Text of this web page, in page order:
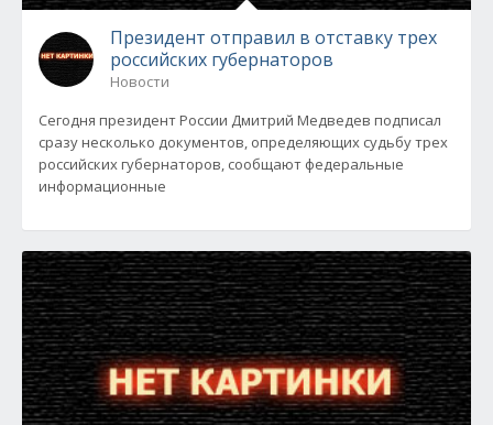
Президент отправил в отставку трех
российских губернаторов
Новости
Сегодня президент России Дмитрий Медведев подписал
сразу несколько документов, определяющих судьбу трех
российских губернаторов, сообщают федеральные
информационные